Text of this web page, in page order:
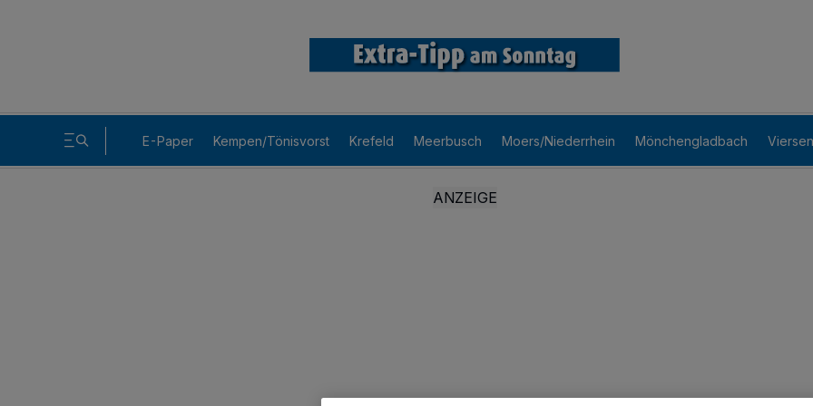
E-Paper Kempen/Tönisvorst Krefeld Meerbusch Moers/Niederrhein Mönchengladbach Viersen